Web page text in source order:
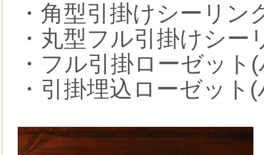
・角型引掛けシーリン
・丸型フル引掛けシー
・フル引掛ローゼッ
・引掛埋込ローゼッ